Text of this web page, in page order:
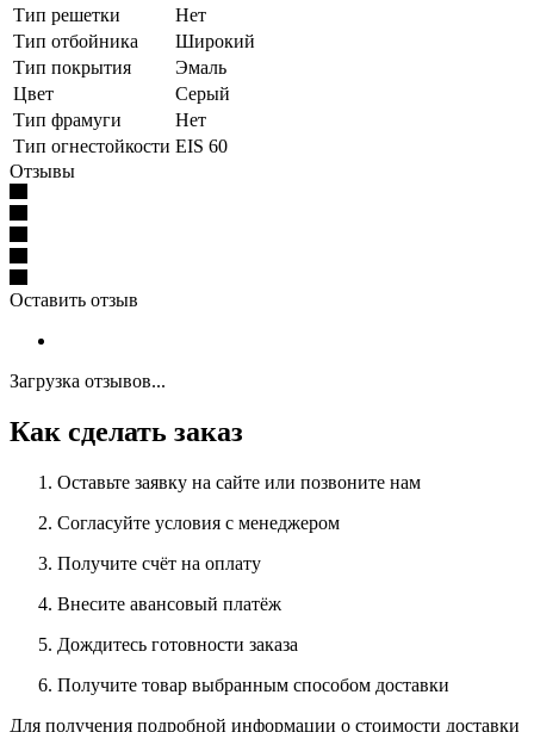
Тип решетки
Нет
Тип отбойника
Широкий
Тип покрытия
Эмаль
Цвет
Серый
Тип фрамуги
Нет
Тип огнестойкости EIS 60
Отзывы
Оставить отзыв
Загрузка отзывов...
Как сделать заказ
Оставьте заявку на сайте или позвоните нам
Согласуйте условия с менеджером
Получите счёт на оплату
Внесите авансовый платёж
Дождитесь готовности заказа
Получите товар выбранным способом доставки
Для получения подробной информации о стоимости доставки